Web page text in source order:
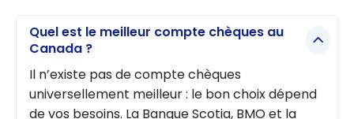
Quel est le meilleur compte chèques au
Canada ?
Il n’existe pas de compte chèques
universellement meilleur : le bon choix dépend
de vos besoins. La Banque Scotia, BMO et la